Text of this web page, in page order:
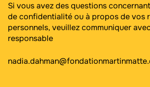
Si vous avez des questions
de confidentialité ou à propos de vos
personnels, veuillez communiquer
responsable